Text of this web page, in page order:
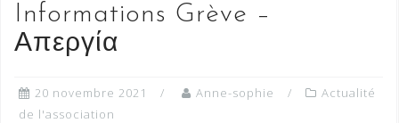
Informations Grève –
Απεργία
20 novembre 2021 Anne-sophie
Actualité
de l'association